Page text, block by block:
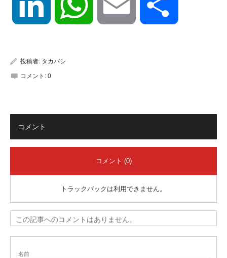
LinkedIn WhatsApp Email
投稿者: タカバシ
コメント: 0
コメント
コメント (0)
トラックバックは利用できません。
この記事へのコメントはありません。
名前